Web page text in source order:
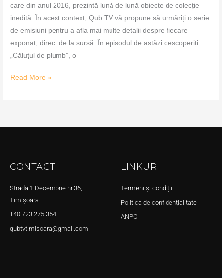
care din anul 2016, prezintă lună de lună obiecte de colecție
inedită. În acest context, Qub TV vă propune să urmăriți o serie
de emisiuni pentru a afla mai multe detalii despre fiecare
exponat, direct de la sursă. În episodul de astăzi descoperiți
„Căluțul de plumb”, o
Read More »
CONTACT
Strada 1 Decembrie nr.36,
Timișoara
+40 723 275 354
qubtvtimisoara@gmail.com
LINKURI
Termeni și condiții
Politica de confidențialitate
ANPC